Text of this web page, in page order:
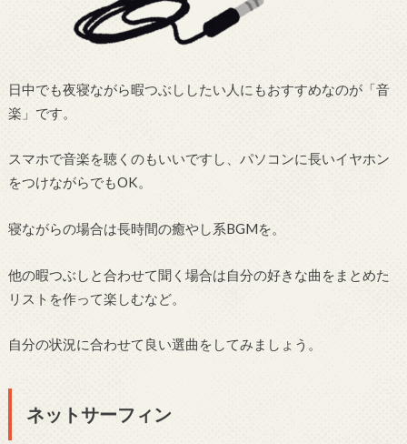
日中でも夜寝ながら暇つぶししたい人にもおすすめなのが「音
楽」です。
スマホで音楽を聴くのもいいですし、パソコンに長いイヤホン
をつけながらでもOK。
寝ながらの場合は長時間の癒やし系BGMを。
他の暇つぶしと合わせて聞く場合は自分の好きな曲をまとめた
リストを作って楽しむなど。
自分の状況に合わせて良い選曲をしてみましょう。
ネットサーフィン